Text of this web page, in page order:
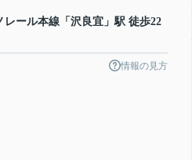
レール本線 「 沢良宜 」駅 徒歩22
情報の見方